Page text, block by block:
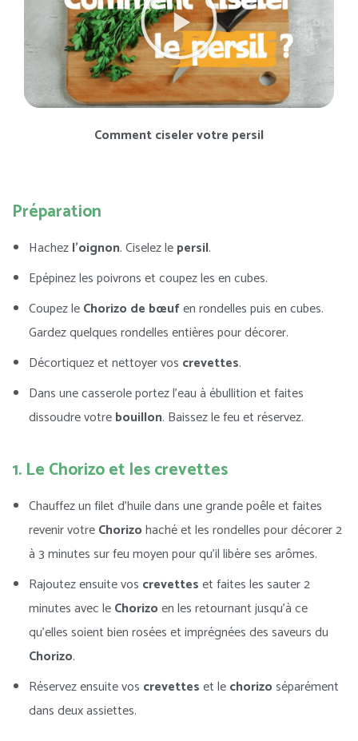
Comment ciseler votre persil
Préparation
Hachezl’oignon. Ciselez lepersil.
Epépinez les poivrons et coupez les en cubes.
Coupez leChorizo de bœufen rondelles puis en cubes.
Gardez quelques rondelles entières pour décorer.
Décortiquez et nettoyer vos crevettes.
Dans une casserole portez l’eau à ébullition et faites
dissoudre votrebouillon. Baissez le feu et réservez.
1. Le Chorizo et les crevettes
Chauffez un filet d’huile dans une grande poêle et faites
revenir votreChorizohaché et les rondelles pour décorer 2
à 3 minutes sur feu moyen pour qu’il libère ses arômes.
Rajoutez ensuite vos crevetteset faites les sauter 2
minutes avec leChorizoen les retournant jusqu’à ce
qu’elles soient bien rosées et imprégnées des saveurs du
Chorizo.
Réservez ensuite vos crevetteset lechorizoséparément
dans deux assiettes.